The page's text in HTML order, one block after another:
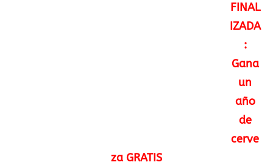
FINAL
IZADA
:
Gana
un
año
de
cerve
za GRATIS